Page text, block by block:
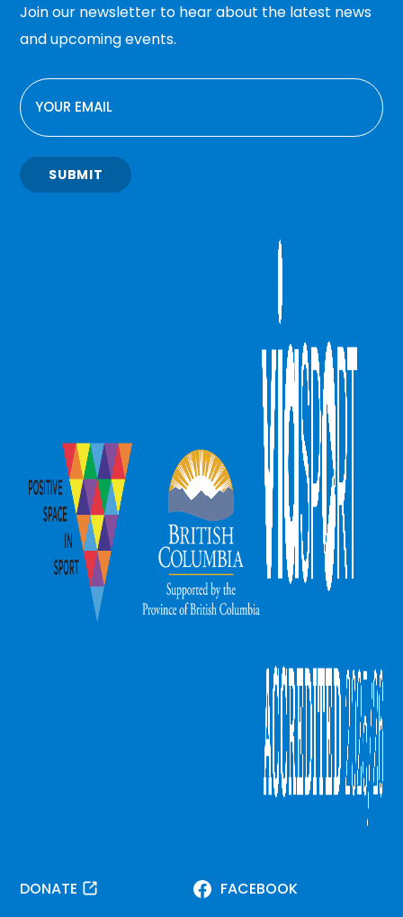
Join our newsletter to hear about the latest news
and upcoming events.
EMAIL
SUBMIT
DONATE FACEBOOK